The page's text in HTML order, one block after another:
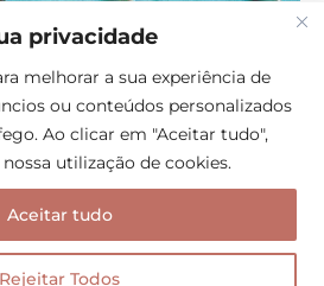
privacidade
melhorar a sua experiência de
ou conteúdos personalizados
Ao clicar em "Aceitar tudo",
utilização de cookies.
Rejeitar Todos
Aceitar tudo
tanto do Rio de Janeiro
mas é preciso atenção
os lugares a estrada
serra com muitas curvas e
tanto na BR-101 vindo do Rio,